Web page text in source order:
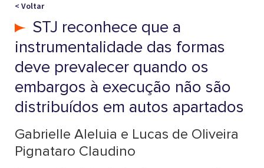
< Voltar
STJ reconhece que a
instrumentalidade das formas
deve prevalecer quando os
embargos à execução não são
distribuídos em autos apartados
Gabrielle Aleluia e Lucas de Oliveira
Pignataro Claudino